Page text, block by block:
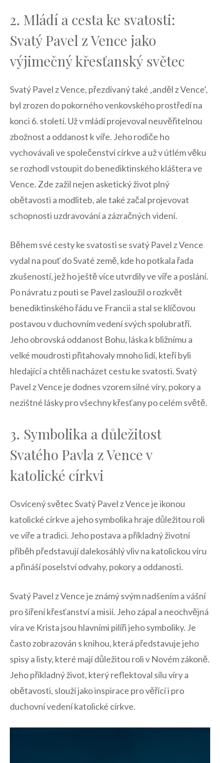
2. Mládí a cesta ke svatosti:
Svatý Pavel ⁤z​ Vence jako
výjimečný křesťanský světec
Svatý Pavel z⁢ Vence, přezdívaný také ‚anděl ‌z Vence‘, ​
byl zrozen do pokorného venkovského prostředí na
konci 6. století. Už v mládí projevoval neuvěřitelnou
zbožnost a oddanost ⁤k ⁢víře.​ Jeho rodiče ho
vychovávali ve společenství církve a už v útlém ‍věku
se rozhodl​ vstoupit do​ benediktinského ‍kláštera‍ ve
Vence. ‍Zde zažil nejen asketický​ život plný
obětavosti a modliteb, ale také‍ začal projevovat
schopnosti uzdravování ⁤a zázračných‍ videní.
Během své cesty⁤ ke svatosti‍ se ⁣svatý Pavel z Vence⁤
vydal na pouť‍ do ‌Svaté země, kde‍ ho​ potkala řada
zkušeností,⁤ jež ho ještě více utvrdily​ ve víře a poslání.
⁤Po návratu z pouti se‌ Pavel zasloužil ‌o‌ rozkvět
benediktinského řádu ‍ve Francii a stal ‍se klíčovou
⁢postavou ⁣v duchovním vedení svých spolubratří.
Jeho obrovská ‌oddanost‌ Bohu, láska k ⁢bližnímu⁢ a
velké⁢ moudrosti přitahovaly mnoho⁣ lidí,​ kteří byli
hledající a chtěli nacházet cestu ⁣ke svatosti.⁤ Svatý
Pavel ⁤z ‍Vence je dodnes vzorem silné ⁣víry, pokory a
nezištné ⁢lásky pro ‌všechny křesťany po celém světě.
3. Symbolika⁤ a důležitost
Svatého Pavla z Vence ⁤v
katolické církvi
Osvícený světec Svatý⁢ Pavel z Vence je‌ ikonou‌
katolické církve a jeho symbolika hraje důležitou‍ roli
ve víře a tradici. Jeho postava a příkladný životní
příběh představují dalekosáhlý ⁤vliv na katolickou ‍víru‍
a přináší poselství odvahy, pokory a oddanosti.
Svatý Pavel‍ z Vence je známý‌ svým nadšením⁣ a ‌vášní
pro šíření‍ křesťanství ⁤a misií. Jeho zápal a neochvějná‌
víra ve Krista ⁤jsou hlavními pilíři jeho⁣ symboliky. Je ​
často⁤ zobrazován s knihou, která⁣ představuje jeho
spisy a listy, ‌které mají důležitou‍ roli v Novém zákoně.‍
Jeho příkladný ‌život, který reflektoval sílu ‌víry a
obětavosti, ⁤slouží jako inspirace pro věřící i pro
duchovní vedení katolické církve.